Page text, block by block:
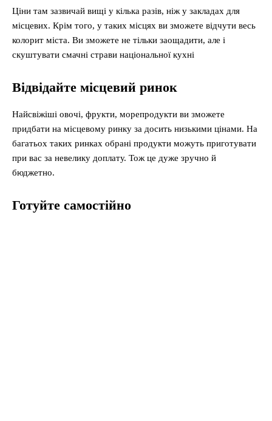
Ціни там зазвичай вищі у кілька разів, ніж у закладах для
місцевих. Крім того, у таких місцях ви зможете відчути весь
колорит міста. Ви зможете не тільки заощадити, але і
скуштувати смачні страви національної кухні
Відвідайте місцевий ринок
Найсвіжіші овочі, фрукти, морепродукти ви зможете
придбати на місцевому ринку за досить низькими цінами. На
багатьох таких ринках обрані продукти можуть приготувати
при вас за невелику доплату. Тож це дуже зручно й
бюджетно.
Готуйте самостійно